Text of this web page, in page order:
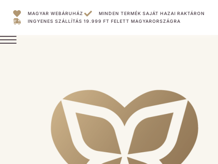
MAGYAR WEBÁRUHÁZ
MINDEN TERMÉK SAJÁT HAZAI RAKTÁRON
INGYENES SZÁLLÍTÁS 19.999 FT FELETT MAGYARORSZÁGRA